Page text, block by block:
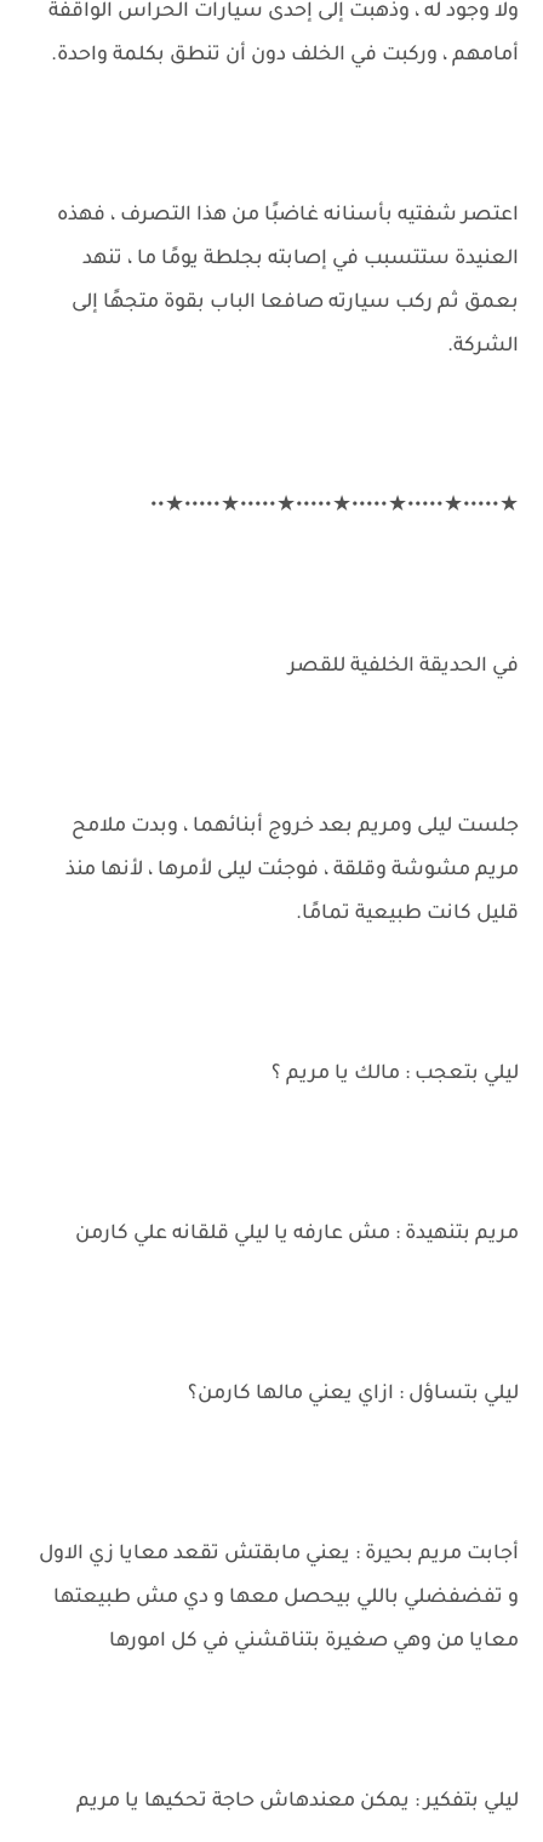
ولا وجود له ، وذهبت إلى إحدى سيارات الحراس الواقفة
أمامهم ، وركبت في الخلف دون أن تنطق بكلمة واحدة.
اعتصر شفتيه بأسنانه غاضبًا من هذا التصرف ، فهذه
العنيدة ستتسبب في إصابته بجلطة يومًا ما ، تنهد
بعمق ثم ركب سيارته صافعا الباب بقوة متجهًا إلى
الشركة.
★•••••★•••••★•••••★•••••★•••••★•••••★••
في الحديقة الخلفية للقصر
جلست ليلى ومريم بعد خروج أبنائهما ، وبدت ملامح
مريم مشوشة وقلقة ، فوجئت ليلى لأمرها ، لأنها منذ
قليل كانت طبيعية تمامًا.
ليلي بتعجب : مالك يا مريم ؟
مريم بتنهيدة : مش عارفه يا ليلي قلقانه علي كارمن
ليلي بتساؤل : ازاي يعني مالها كارمن؟
أجابت مريم بحيرة : يعني مابقتش تقعد معايا زي الاول
و تفضفضلي باللي بيحصل معها و دي مش طبيعتها
معايا من وهي صغيرة بتناقشني في كل امورها
ليلي بتفكير : يمكن معندهاش حاجة تحكيها يا مريم